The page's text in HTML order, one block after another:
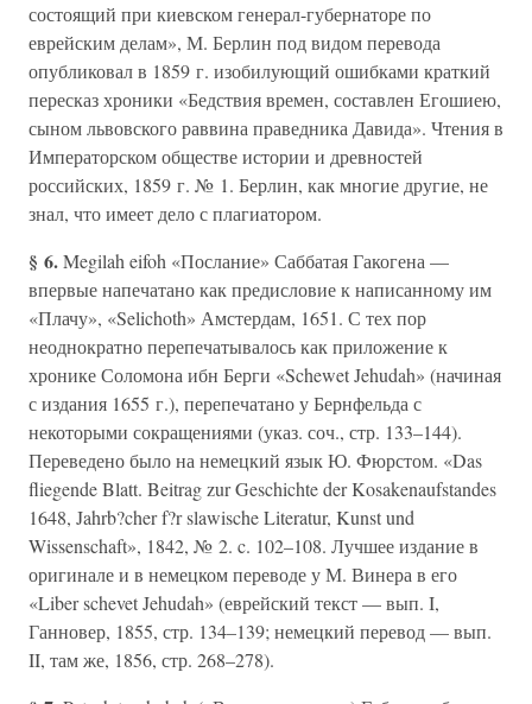
состоящий при киевском генерал-губернаторе по
еврейским делам», М. Берлин под видом перевода
опубликовал в 1859 г. изобилующий ошибками краткий
пересказ хроники «Бедствия времен, составлен Егошиею,
сыном львовского раввина праведника Давида». Чтения в
Императорском обществе истории и древностей
российских, 1859 г. № 1. Берлин, как многие другие, не
знал, что имеет дело с плагиатором.
§ 6.Megilah eifoh «Послание» Саббатая Гакогена —
впервые напечатано как предисловие к написанному им
«Плачу», «Selichoth» Амстердам, 1651. С тех пор
неоднократно перепечатывалось как приложение к
хронике Соломона ибн Берги «Schewet Jehudah» (начиная
с издания 1655 г.), перепечатано у Бернфельда с
некоторыми сокращениями (указ. соч., стр. 133–144).
Переведено было на немецкий язык Ю. Фюрстом. «Das
fliegende Blatt. Beitrag zur Geschichte der Kosakenaufstandes
1648, Jahrb?cher f?r slawische Literatur, Kunst und
Wissenschaft», 1842, № 2. c. 102–108. Лучшее издание в
оригинале и в немецком переводе у М. Винера в его
«Liber schevet Jehudah» (еврейский текст — вып. I,
Ганновер, 1855, стр. 134–139; немецкий перевод — вып.
II, там же, 1856, стр. 268–278).